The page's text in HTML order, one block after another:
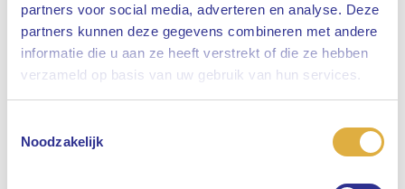
partners voor social media, adverteren en analyse. Deze
partners kunnen deze gegevens combineren met andere
informatie die u aan ze heeft verstrekt of die ze hebben
verzameld op basis van uw gebruik van hun services.
Noodzakelijk
Sluiten